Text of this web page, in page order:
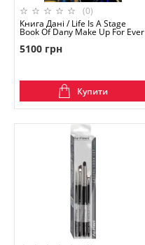
(0)
Книга Дані / Life Is A Stage
Book Of Dany Make Up For Ever
5100 грн
Купити